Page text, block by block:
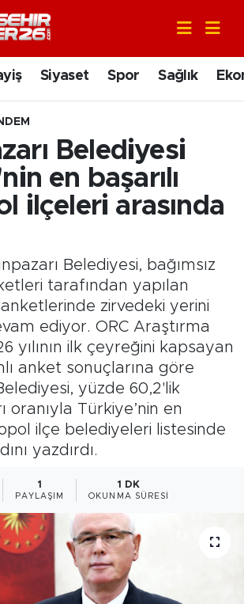
Siyaset Spor Sağlık
Belediyesi
en başarılı
ilçeleri arasında
Belediyesi, bağımsız
tarafından yapılan
zirvedeki yerini
ediyor. ORC Araştırma
yılının ilk çeyreğini kapsayan
anket sonuçlarına göre
yüzde 60,2'lik
oranıyla Türkiye’nin en
ilçe belediyeleri listesinde
yazdırdı.
1
PAYLAŞIM
1 DK
OKUNMA SÜRESI
Durumu ve Fikstür
Haberleri